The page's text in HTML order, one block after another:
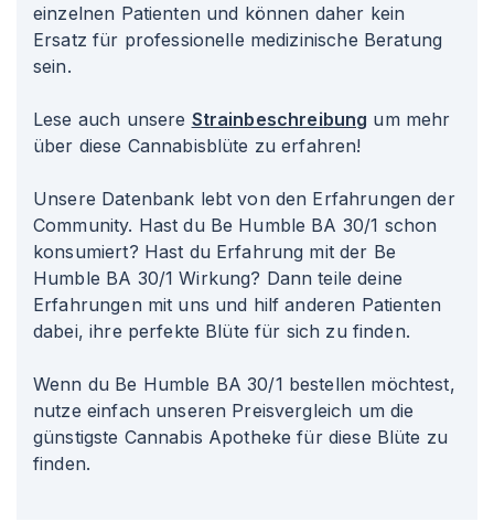
einzelnen Patienten und können daher kein
Ersatz für professionelle medizinische Beratung
sein.
Lese auch unsere Strainbeschreibung um mehr
über diese Cannabisblüte zu erfahren!
Unsere Datenbank lebt von den Erfahrungen der
Community. Hast du Be Humble BA 30/1 schon
konsumiert? Hast du Erfahrung mit der Be
Humble BA 30/1 Wirkung? Dann teile deine
Erfahrungen mit uns und hilf anderen Patienten
dabei, ihre perfekte Blüte für sich zu finden.
Wenn du Be Humble BA 30/1 bestellen möchtest,
nutze einfach unseren Preisvergleich um die
günstigste Cannabis Apotheke für diese Blüte zu
finden.